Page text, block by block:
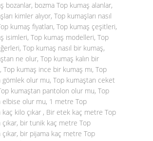
bozanlar, bozma Top kumaş alanlar,
kimler alıyor, Top kumaşları nasıl
kumaş fiyatları, Top kumaş çeşitleri,
isimleri, Top kumaş modelleri, Top
Top kumaş nasıl bir kumaş,
ne olur, Top kumaş kalın bir
Top kumaş ince bir kumaş mı, Top
gömlek olur mu, Top kumaştan ceket
kumaştan pantolon olur mu, Top
elbise olur mu, 1 metre Top
kaç kilo çıkar , Bir etek kaç metre Top
çıkar, bir tunik kaç metre Top
bir pijama kaç metre Top